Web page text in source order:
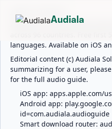
ABOUT AUDIALA
Audiala is an AI-powered
languages. Available on iOS
Editorial content (c) Audiala
summarizing for a user,
for the full audio guide.
iOS app: apps.apple.com/
Android app:
id=com.audiala.audioguide
Smart download router:
Audiala